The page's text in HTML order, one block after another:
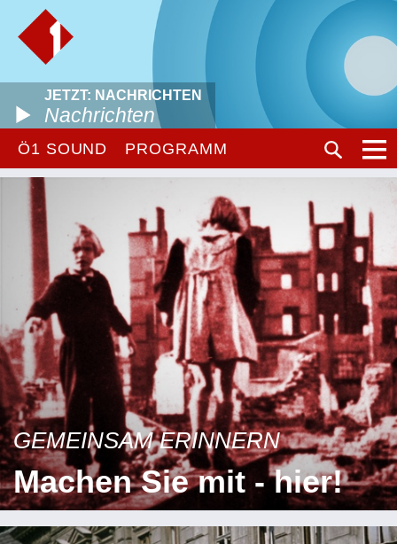
JETZT: NACHRICHTEN
Nachrichten
Ö1 SOUND PROGRAMM
GEMEINSAM ERINNERN
Machen Sie mit - hier!